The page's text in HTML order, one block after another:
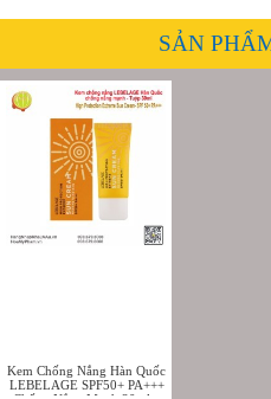
SẢN
Kem Chống Nắng Hàn Quốc
LEBELAGE SPF50+ PA+++